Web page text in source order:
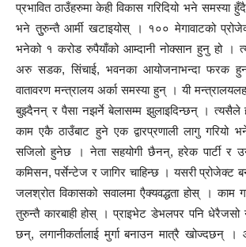
प्रभावित ठाउँहरुमा केही विकास गरिदियो भने समस्या
भने तुुरुन्तै आर्मी खटाइयोस् । १०० मेगावाटको
भनेको १ करोड रुपैयाँको आम्दानी नोक्सान हुनु हो ।
अरु सडक, सिंचाई, भवनका आयोजनाभन्दा फरक
वातावरण मन्त्रालय अर्का समस्या हुन् । यी
बुझ्दैनन् र पैसा नझर्ने बेलासम्म झुलाइदिन्छन् । त्यसैले
काम एकै ठाउँबाट हुने एक द्वारप्रणाली लागु गरियो
सजिलो हुनेछ । नेता सहयोगी छैनन्, हरेक पार्टी र
कमिसन, पर्सेन्टेज र जागिर चाहिन्छ । यसरी प्रोजेक्ट
जलश्रोत विकासको सवालमा एैक्यवद्धता होस् । काम
तुरुन्तै कारबाही होस् । प्राइभेट डेभलपर पनि धेरैजसो
छन्, लगानीकर्तालाई मुर्गा बनाउन मात्रै खोज्दछन्